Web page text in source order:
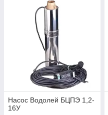
Насос Водолей БЦПЭ 1,2-
16У